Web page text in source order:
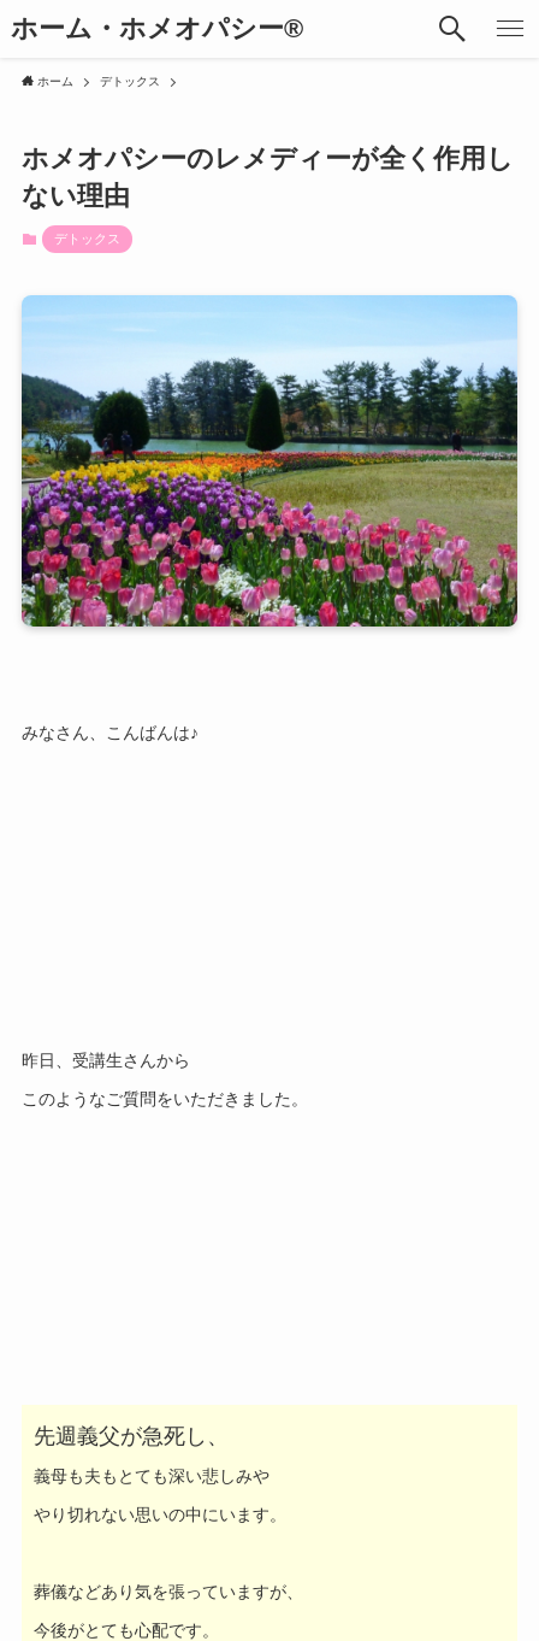
ホーム・ホメオパシー®︎
ホーム デトックス
ホメオパシーのレメディーが全く作用し
ない理由
デトックス
みなさん、こんばんは♪
昨日、受講生さんから
このようなご質問をいただきました。
先週義父が急死し、
義母も夫もとても深い悲しみや
やり切れない思いの中にいます。
葬儀などあり気を張っていますが、
今後がとても心配です。